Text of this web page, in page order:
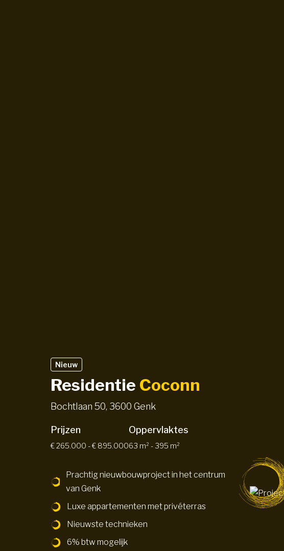
Nieuw
Residentie Coconn
Bochtlaan 50, 3600 Genk
Prijzen
€ 265.000 - € 895.000
Oppervlaktes
63 m² - 395 m²
Prachtig nieuwbouwproject in het centrum
van Genk
Luxe appartementen met privéterras
Nieuwste technieken
6% btw mogelijk